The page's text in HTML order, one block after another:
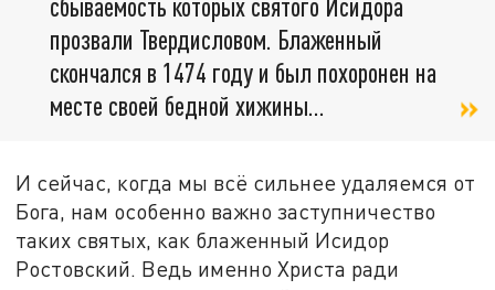
прозвали Твердисловом. Блаженный
скончался в 1474 году и был похоронен на
месте своей бедной хижины...
И сейчас, когда мы всё сильнее удаляемся от
Бога, нам особенно важно заступничество
таких святых, как блаженный Исидор
Ростовский. Ведь именно Христа ради